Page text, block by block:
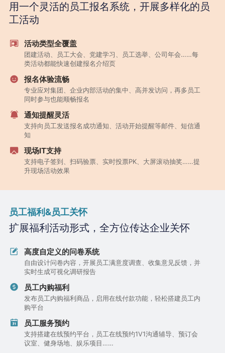
用一个灵活的员工报名系统，开展多样化的员
工活动
活动类型全覆盖
团建活动、员工大会、党建学习、员工选举、公司年会……每
类活动都能快速创建报名介绍页
报名体验流畅
专业应对集团、企业内部活动的集中、高并发访问，再多员工
同时参与也能顺畅报名
通知提醒灵活
支持向员工发送报名成功通知、活动开始提醒等邮件、短信通
知
现场IT支持
支持电子签到、扫码验票、实时投票PK、大屏滚动抽奖……提
升现场活动效果
员工福利&员工关怀
扩展福利活动形式，全方位传达企业关怀
高度自定义的问卷系统
自由设计问卷内容，开展员工满意度调查、收集意见反馈，并
实时生成可视化调研报告
员工内购福利
发布员工内购福利商品，启用在线付款功能，轻松搭建员工内
购平台
员工服务预约
支持搭建在线预约平台，员工在线预约1V1沟通辅导、预订会
议室、健身场地、娱乐项目……